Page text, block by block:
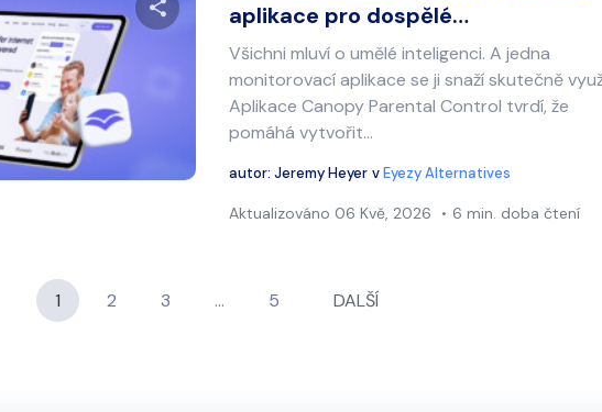
Sdílet tento článek
aplikace pro dospělé…
Všichni mluví o umělé inteligenci. A jedna
monitorovací aplikace se ji snaží skutečně
Aplikace Canopy Parental Control tvrdí, že
pomáhá vytvořit...
autor:Jeremy Heyer vEyezy Alternatives
Aktualizováno 06 Kvě, 2026 6 min. doba čtení
1 2 3 … 5 DALŠÍ